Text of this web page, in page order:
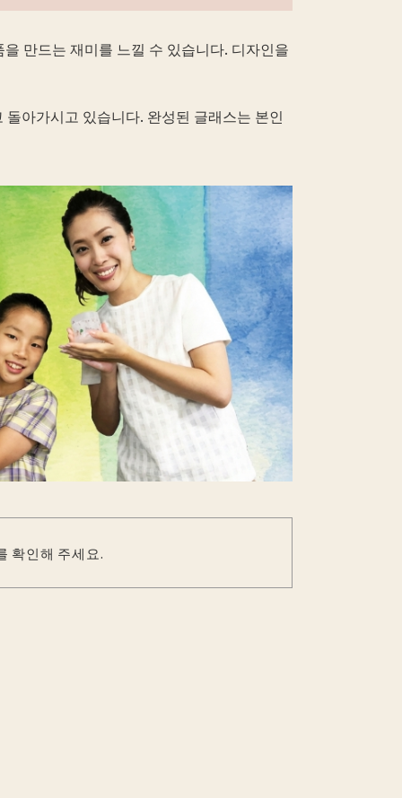
만드는 재미를 느낄 수 있습니다. 디자인을
아가시고 있습니다. 완성된 글래스는 본인
확인해 주세요.